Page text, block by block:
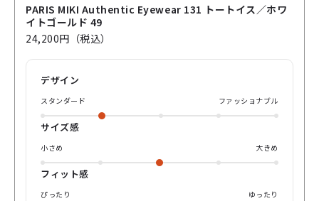
うツールとして、役割をしっかりと果たせるような工夫が凝
らされており、”本物のメガネ”を体現しているシリーズです
👑 つるには、長時間かけてても疲れにくいように軽くてしな
りの良いのチタンを使用しています👀 ウェリントン型できち
んと感も出せるので、学校やオフィスで使用する方におすす
col.トートイス/ホワイドゴールド ぜひお試しください🎶
PARIS MIKI Authentic Eyewear 131 トートイス／ホワ
イトゴールド 49
24,200円（税込）
デザイン
スタンダード ファッショナブル
サイズ感
小さめ 大きめ
フィット感
ぴったり ゆったり